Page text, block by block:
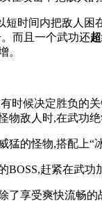
短时间内把敌人
而且一个武功还
。
时候决定胜负的
敌人时,在武功
的怪物,搭配上“
赶紧在武
了享受爽快流畅